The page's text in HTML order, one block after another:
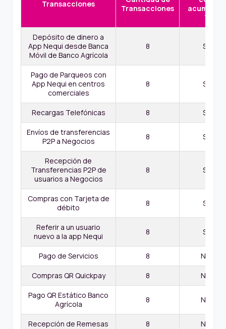
Transacciones
Transacciones
Depósito de dinero a
App Nequi desde Banca
Móvil de Banco Agrícola
8 Sí
Pago de Parqueos con
App Nequi en centros
comerciales
8 Sí
Recargas Telefónicas 8 Sí
Envíos de transferencias
P2P a Negocios
8 Sí
Recepción de
Transferencias P2P de
usuarios a Negocios
8 Sí
Compras con Tarjeta de
débito
8 Sí
Referir a un usuario
nuevo a la app Nequi
8 Sí
Pago de Servicios 8 No
Compras QR Quickpay 8 No
Pago QR Estático Banco
Agrícola
8 No
Recepción de Remesas 8 No